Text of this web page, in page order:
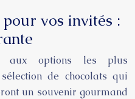
vos invités :
aux options les plus
de chocolats qui
un souvenir gourmand